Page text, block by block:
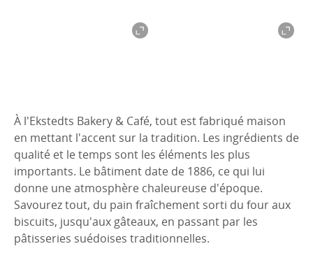
À l'Ekstedts Bakery & Café, tout est fabriqué maison
en mettant l'accent sur la tradition. Les ingrédients de
qualité et le temps sont les éléments les plus
importants. Le bâtiment date de 1886, ce qui lui
donne une atmosphère chaleureuse d'époque.
Savourez tout, du pain fraîchement sorti du four aux
biscuits, jusqu'aux gâteaux, en passant par les
pâtisseries suédoises traditionnelles.